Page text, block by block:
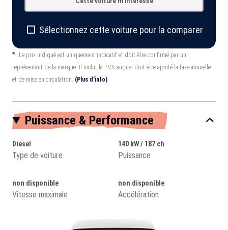
Sélectionnez cette voiture pour la comparer
*
Le prix indiqué est uniquement indicatif et doit être confirmé par un
représentant de la marque. Il inclut la TVA auquel doit être ajouté la taxe annuelle
et de mise en circulation. (Plus d'info)
Puissance & Performance
Diesel
Type de voiture
140 kW / 187 ch
Puissance
non disponible
Vitesse maximale
non disponible
Accélération